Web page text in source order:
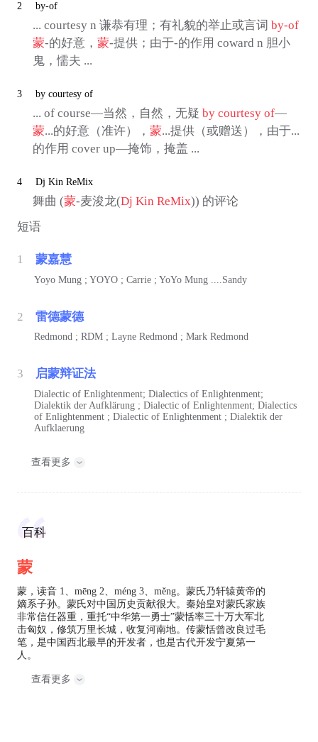
2 by-of
... courtesy n 谦恭有理；有礼貌的举止或言词 by-of
蒙-的好意， 蒙-提供；由于-的作用 coward n 胆小
鬼，懦夫 ...
3 by courtesy of
... of course—当然，自然，无疑 by courtesy of—
蒙...的好意（准许）， 蒙...提供（或赠送），由于...
的作用 cover up—掩饰，掩盖 ...
4 Dj Kin ReMix
舞曲 (蒙-麦浚龙(Dj Kin ReMix)) 的评论
短语
1 蒙嘉慧
Yoyo Mung ; YOYO ; Carrie ; YoYo Mung ....Sandy
2 雷德蒙德
Redmond ; RDM ; Layne Redmond ; Mark Redmond
3 启蒙辩证法
Dialectic of Enlightenment; Dialectics of Enlightenment;
Dialektik der Aufklärung ; Dialectic of Enlightenment; Dialectics
of Enlightenment ; Dialectic of Enlightenment ; Dialektik der
Aufklaerung
查看更多
百科
蒙
蒙，读音 1、mēng 2、méng 3、měng。蒙氏乃轩辕黄帝的
嫡系子孙。蒙氏对中国历史贡献很大。秦始皇对蒙氏家族
非常信任器重，重托“中华第一勇士”蒙恬率三十万大军北
击匈奴，修筑万里长城，收复河南地。传蒙恬曾改良过毛
笔，是中国西北最早的开发者，也是古代开发宁夏第一
人。
查看更多